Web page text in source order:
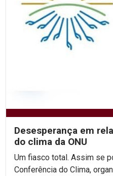
Desesperança em
do clima da ONU
Um fiasco total. Assim se
Conferência do Clima,